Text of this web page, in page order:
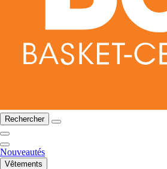
Rechercher
Nouveautés
Vêtements